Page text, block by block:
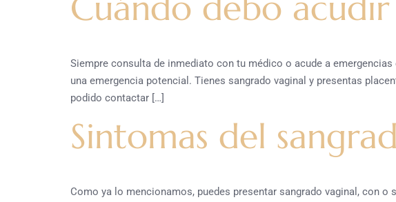
Siempre consulta de inmediato con tu médico o acude a
una emergencia potencial. Tienes sangrado vaginal y presentas
podido contactar […]
Sintomas del
Como ya lo mencionamos, puedes presentar sangrado vaginal, con